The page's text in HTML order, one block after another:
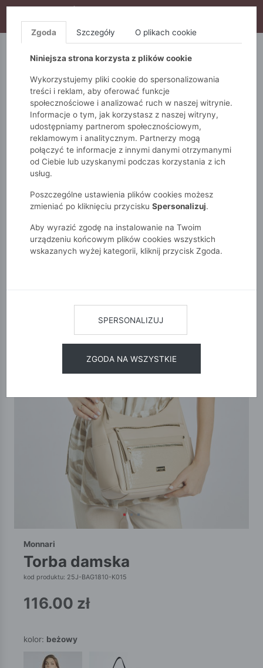
S10), DODATKOWE 15% ZA 3SZT (KOD: S15)
5.10.15. QUIOSQUE
Monnari Torby Na co dzień Torba damska
Monnari
torba damska
kod produktu: 25J-BAG1810-K015
116.00 zł
kolor: beżowy
Zgoda Szczegóły O plikach cookie
Niniejsza strona korzysta z plików cookie
Wykorzystujemy pliki cookie do spersonalizowania
treści i reklam, aby oferować funkcje
społecznościowe i analizować ruch w naszej witrynie.
Informacje o tym, jak korzystasz z naszej witryny,
udostępniamy partnerom społecznościowym,
reklamowym i analitycznym. Partnerzy mogą
połączyć te informacje z innymi danymi otrzymanymi
od Ciebie lub uzyskanymi podczas korzystania z ich
usług.
Poszczególne ustawienia plików cookies możesz
zmieniać po kliknięciu przycisku Spersonalizuj.
Aby wyrazić zgodę na instalowanie na Twoim
urządzeniu końcowym plików cookies wszystkich
wskazanych wyżej kategorii, kliknij przycisk Zgoda.
SPERSONALIZUJ
ZGODA NA WSZYSTKIE